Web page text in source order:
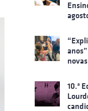
10.ª